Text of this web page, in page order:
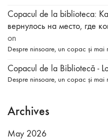
Copacul de la biblioteca:
вернулось на место, где
on
Despre ninsoare, un copac și mai
Copacul de la Bibliotecă -
Despre ninsoare, un copac și mai
Archives
May 2026